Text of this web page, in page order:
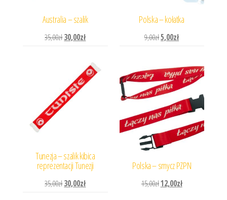
Australia – szalik
35,00złPierwotna cena wynosiła: 35,00zł.
30,00złAktualna cena wynosi: 30,00zł.
Polska – kołatka
9,00złPierwotna cena wynosiła:
5,00złAktualna cena
Tunezja – szalik kibica
reprezentacji Tunezji
35,00złPierwotna cena wynosiła: 35,00zł.
30,00złAktualna cena wynosi: 30,00zł.
Polska – smycz PZPN
15,00złPierwotna cena wynosiła:
12,00złAktualna cena